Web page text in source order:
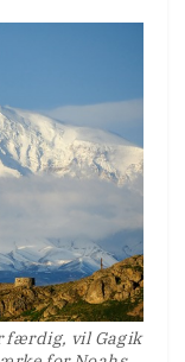
færdig, vil Gagik